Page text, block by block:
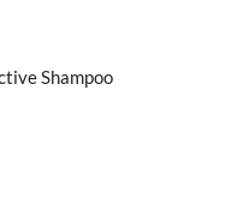
Shampoo